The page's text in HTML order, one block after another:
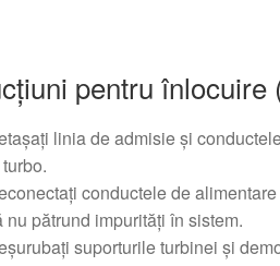
pentru înlocuire
linia de admisie și
conductele de
nu pătrund impurități în sistem.
suporturile turbinei și